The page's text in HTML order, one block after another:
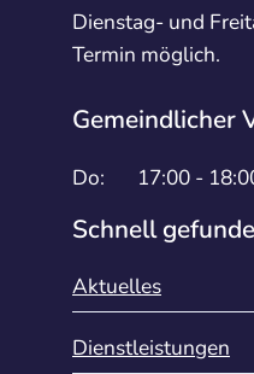
Dienstag- und
Termin möglich.
Gemeindlicher
Do: 17:00 -
Schnell
Aktuelles
Dienstleistungen